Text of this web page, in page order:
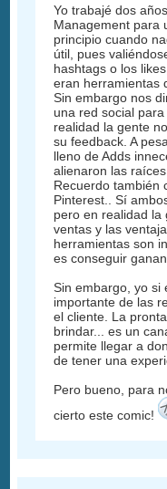
Yo trabajé dos
Management para
principio cuando
útil, pues
hashtags o los
eran herramientas
Sin embargo nos
una red social
realidad la gente
su feedback. A
lleno de Adds
alienaron las
Recuerdo también
Pinterest.. Sí
pero en realidad la
ventas y las
herramientas son
es conseguir
Sin embargo, yo si
importante de las
el cliente. La
brindar... es un
permite llegar a
de tener una
Pero bueno, para
cierto este comic!